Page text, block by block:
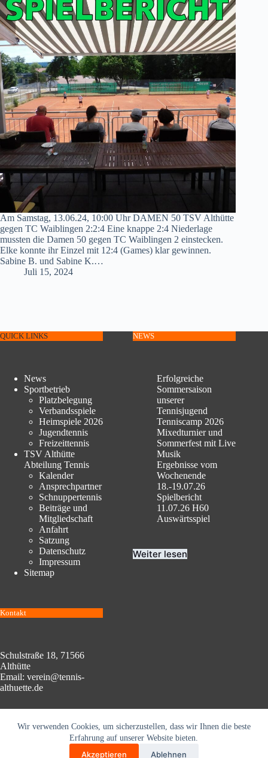
Wir verwenden Cookies, um sicherzustellen, dass wir Ihnen die beste
Erfahrung auf unserer Website bieten.
Akzeptieren Ablehnen
Am Samstag, 13.06.24, 10:00 Uhr DAMEN 50 TSV Althütte
gegen TC Waiblingen 2:2:4 Eine knappe 2:4 Niederlage
mussten die Damen 50 gegen TC Waiblingen 2 einstecken.
Elke konnte ihr Einzel mit 12:4 (Games) klar gewinnen.
Sabine B. und Sabine K.…
Juli 15, 2024
QUICK LINKS
News
Sportbetrieb
Platzbelegung
Verbandsspiele
Heimspiele 2026
Jugendtennis
Freizeittennis
TSV Althütte
Abteilung Tennis
Kalender
Ansprechpartner
Schnuppertennis
Beiträge und
Mitgliedschaft
Anfahrt
Satzung
Datenschutz
Impressum
Sitemap
NEWS
Erfolgreiche
Sommersaison
unserer
Tennisjugend
Tenniscamp 2026
Mixedturnier und
Sommerfest mit Live
Musik
Ergebnisse vom
Wochenende
18.-19.07.26
Spielbericht
11.07.26 H60
Auswärtsspiel
Weiter lesen
Kontakt
Schulstraße 18, 71566
Althütte
Email: verein@tennis-
althuette.de
Kontaktinformatio